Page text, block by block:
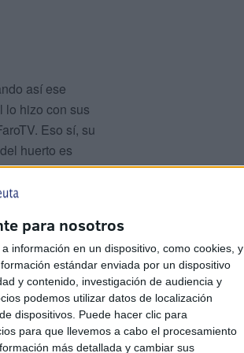
para nosotros
información en un dispositivo, como cookies, y
estándar enviada por un dispositivo
y contenido, investigación de audiencia y
podemos utilizar datos de localización
dispositivos. Puede hacer clic para
para que llevemos a cabo el procesamiento
más detallada y cambiar sus
así ese
lo hizo con sus
Eso sí, su
huerto es
pero todo
acción”.
de su bolsillo,
Asimismo,